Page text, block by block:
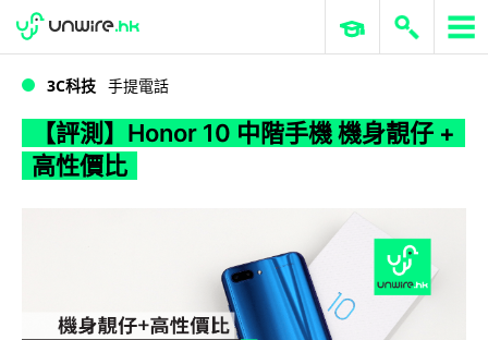
WWDC 2026 ERP 與商業 AI
3C科技 手提電話
【評測】Honor 10 中階手機 機身靚仔 +
高性價比